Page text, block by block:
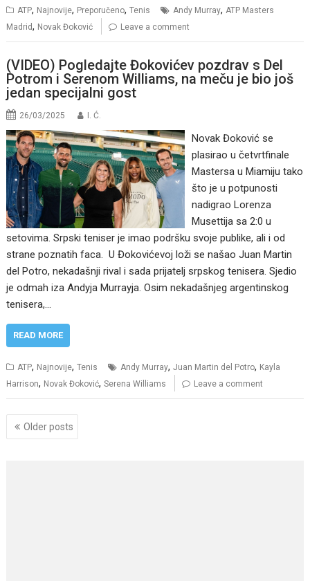
ATP, Najnovije, Preporučeno,Tenis Andy Murray,ATP Masters
Madrid, Novak Đoković Leave a comment
(VIDEO) Pogledajte Đokovićev pozdrav s Del
Potrom i Serenom Williams, na meču je bio još
jedan specijalni gost
26/03/2025 I. Ć.
Novak Đoković se
plasirao u četvrtfinale
Mastersa u Miamiju tako
što je u potpunosti
nadigrao Lorenza
Musettija sa 2:0 u
setovima. Srpski teniser je imao podršku svoje publike, ali i od
strane poznatih faca. U Đokovićevoj loži se našao Juan Martin
del Potro, nekadašnji rival i sada prijatelj srpskog tenisera. Sjedio
je odmah iza Andyja Murrayja. Osim nekadašnjeg argentinskog
tenisera,…
READ MORE
ATP, Najnovije,Tenis Andy Murray,Juan Martin del Potro, Kayla
Harrison, Novak Đoković,Serena Williams Leave a comment
Posts
navigation
Older posts